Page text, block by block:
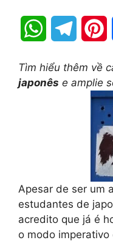
W
a
p
l
m
n
t
e
r
e
s
t
Tìm hiểu thêm về
japonês e amplie
Apesar de ser um
estudantes de
acredito que já é
o modo